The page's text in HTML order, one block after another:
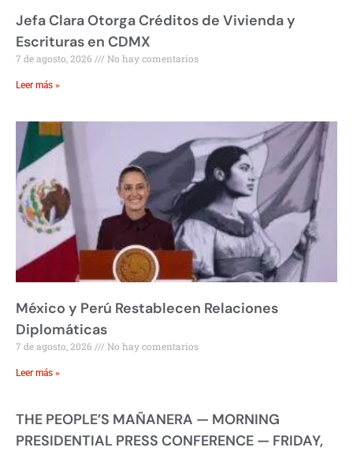
Jefa Clara Otorga Créditos de Vivienda y
Escrituras en CDMX
7 de agosto, 2026 No hay comentarios
Leer más »
México y Perú Restablecen Relaciones
Diplomáticas
7 de agosto, 2026 No hay comentarios
Leer más »
THE PEOPLE’S MAÑANERA — MORNING
PRESIDENTIAL PRESS CONFERENCE — FRIDAY,